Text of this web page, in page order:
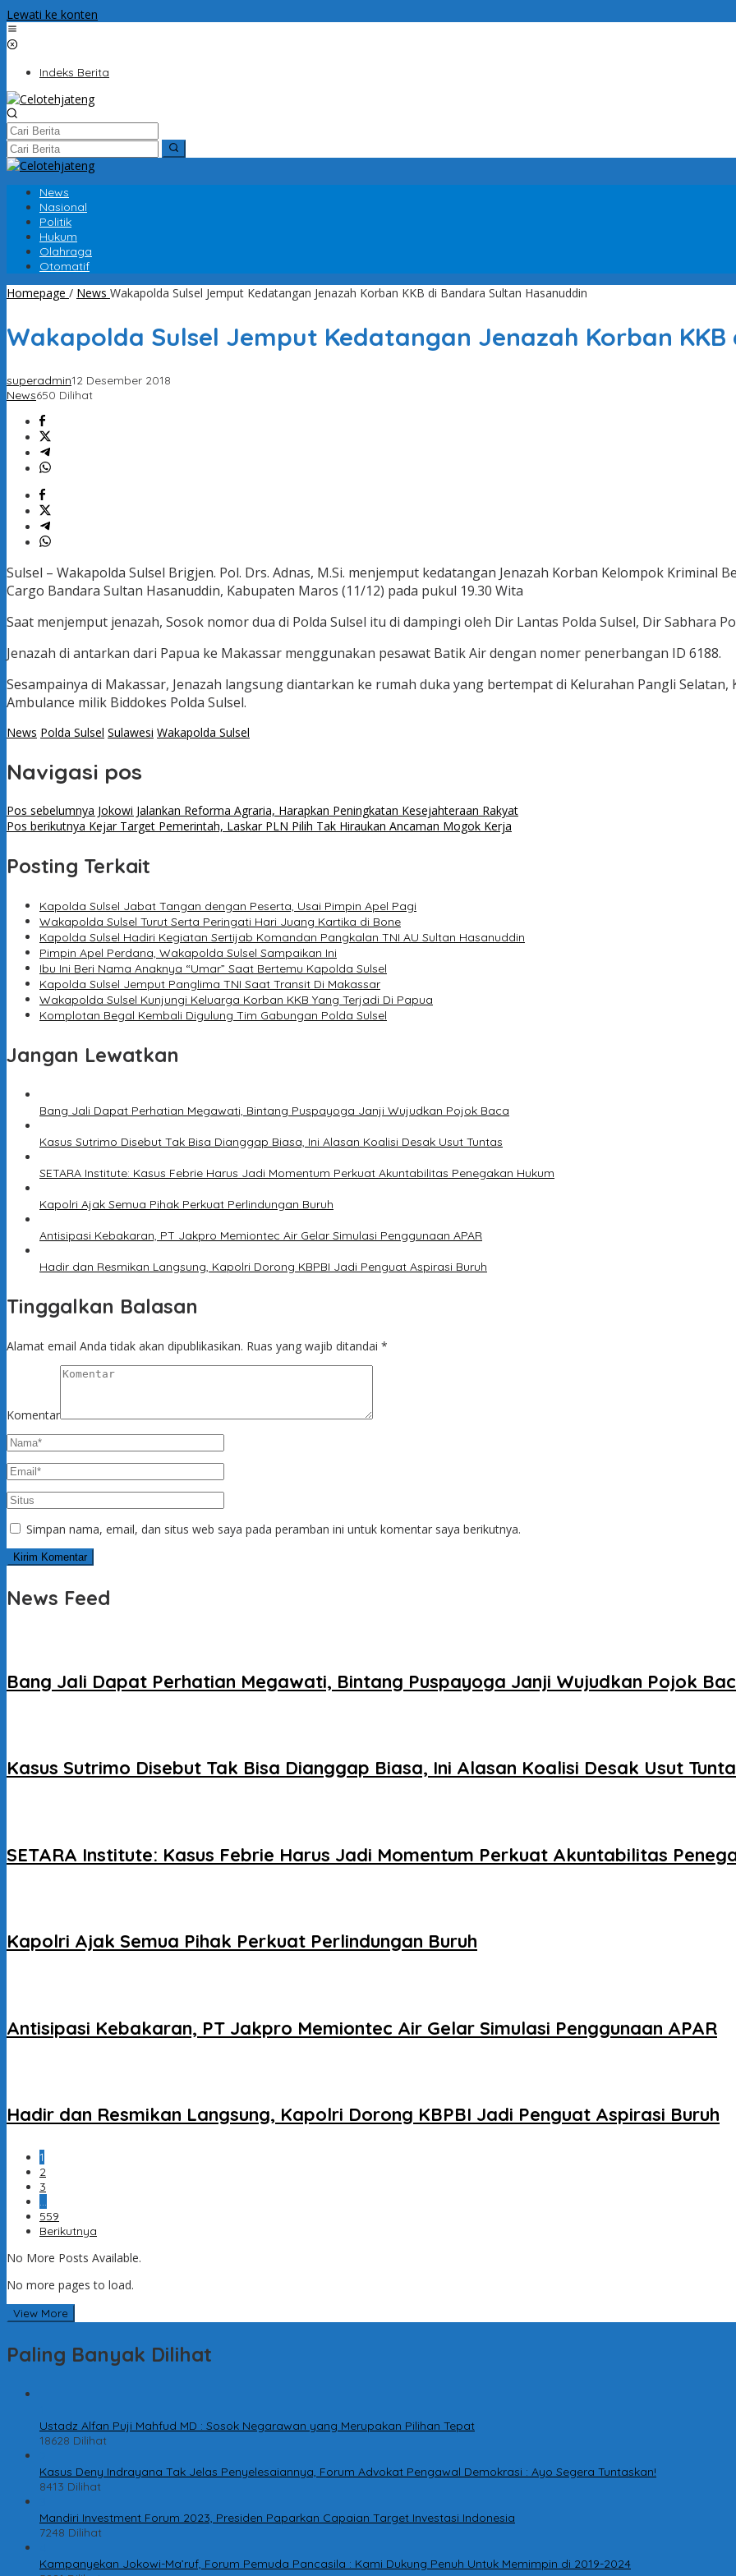
Lewati ke konten
Indeks Berita
News
Nasional
Politik
Hukum
Olahraga
Otomatif
Homepage / News Wakapolda Sulsel Jemput Kedatangan Jenazah Korban KKB di Bandara Sultan Hasanuddin
Wakapolda Sulsel Jemput Kedatangan Jenazah Korban
superadmin12 Desember 2018
News650 Dilihat
Sulsel – Wakapolda Sulsel Brigjen. Pol. Drs. Adnas, M.Si. menjemput kedatangan Jenazah Korban Kelompok Kriminal
Cargo Bandara Sultan Hasanuddin, Kabupaten Maros (11/12) pada pukul 19.30 Wita
Saat menjemput jenazah, Sosok nomor dua di Polda Sulsel itu di dampingi oleh Dir Lantas Polda Sulsel, Dir Sabhara
Jenazah di antarkan dari Papua ke Makassar menggunakan pesawat Batik Air dengan nomer penerbangan ID 6188.
Sesampainya di Makassar, Jenazah langsung diantarkan ke rumah duka yang bertempat di Kelurahan Pangli
Ambulance milik Biddokes Polda Sulsel.
News Polda Sulsel Sulawesi Wakapolda Sulsel
Navigasi pos
Pos sebelumnya Jokowi Jalankan Reforma Agraria, Harapkan Peningkatan Kesejahteraan Rakyat
Pos berikutnya Kejar Target Pemerintah, Laskar PLN Pilih Tak Hiraukan Ancaman Mogok Kerja
Posting Terkait
Kapolda Sulsel Jabat Tangan dengan Peserta, Usai Pimpin Apel Pagi
Wakapolda Sulsel Turut Serta Peringati Hari Juang Kartika di Bone
Kapolda Sulsel Hadiri Kegiatan Sertijab Komandan Pangkalan TNI AU Sultan Hasanuddin
Pimpin Apel Perdana, Wakapolda Sulsel Sampaikan Ini
Ibu Ini Beri Nama Anaknya “Umar” Saat Bertemu Kapolda Sulsel
Kapolda Sulsel Jemput Panglima TNI Saat Transit Di Makassar
Wakapolda Sulsel Kunjungi Keluarga Korban KKB Yang Terjadi Di Papua
Komplotan Begal Kembali Digulung Tim Gabungan Polda Sulsel
Jangan Lewatkan
Bang Jali Dapat Perhatian Megawati, Bintang Puspayoga Janji Wujudkan Pojok Baca
Kasus Sutrimo Disebut Tak Bisa Dianggap Biasa, Ini Alasan Koalisi Desak Usut Tuntas
SETARA Institute: Kasus Febrie Harus Jadi Momentum Perkuat Akuntabilitas Penegakan Hukum
Kapolri Ajak Semua Pihak Perkuat Perlindungan Buruh
Antisipasi Kebakaran, PT Jakpro Memiontec Air Gelar Simulasi Penggunaan APAR
Hadir dan Resmikan Langsung, Kapolri Dorong KBPBI Jadi Penguat Aspirasi Buruh
Tinggalkan Balasan
Alamat email Anda tidak akan dipublikasikan. Ruas yang wajib ditandai *
Komentar
Simpan nama, email, dan situs web saya pada peramban ini untuk komentar saya berikutnya.
News Feed
Bang Jali Dapat Perhatian Megawati, Bintang Puspayoga Janji Wujudkan Pojok
Kasus Sutrimo Disebut Tak Bisa Dianggap Biasa, Ini Alasan Koalisi Desak Usut
SETARA Institute: Kasus Febrie Harus Jadi Momentum Perkuat Akuntabilitas
Kapolri Ajak Semua Pihak Perkuat Perlindungan Buruh
Antisipasi Kebakaran, PT Jakpro Memiontec Air Gelar Simulasi Penggunaan APAR
Hadir dan Resmikan Langsung, Kapolri Dorong KBPBI Jadi Penguat Aspirasi Buruh
1
2
3
…
559
Berikutnya
No More Posts Available.
No more pages to load.
View More
Paling Banyak Dilihat
Ustadz Alfan Puji Mahfud MD : Sosok Negarawan yang Merupakan Pilihan Tepat
18628 Dilihat
Kasus Deny Indrayana Tak Jelas Penyelesaiannya, Forum Advokat Pengawal Demokrasi : Ayo Segera Tuntaskan!
8413 Dilihat
Mandiri Investment Forum 2023, Presiden Paparkan Capaian Target Investasi Indonesia
7248 Dilihat
Kampanyekan Jokowi-Ma’ruf, Forum Pemuda Pancasila : Kami Dukung Penuh Untuk Memimpin di 2019-2024